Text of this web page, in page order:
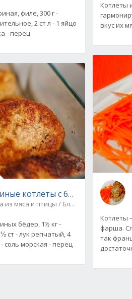
филе, 300 г -
2 ст л - 1 яйцо
- перец
котлеты с беконом,
из мяса и птицы / Блюда из фарша
бёдер, 1½ кг -
⅓ ст - лук репчатый, 4
соль морская - перец
Котлеты
вкус их
Котлеты
фарша.
так